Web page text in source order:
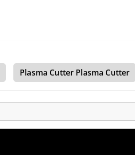
Plasma Cutter Plasma Cutter